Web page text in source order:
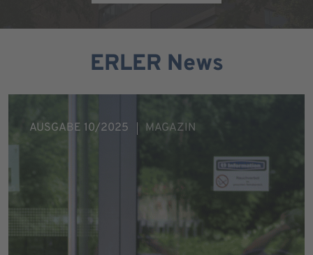
ERLER News
AUSGABE 10/2025 MAGAZIN